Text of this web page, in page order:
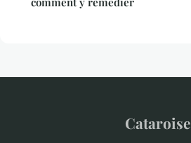
Cataroise